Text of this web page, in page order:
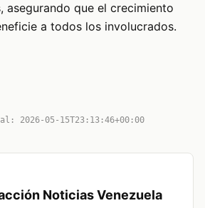
asegurando que el crecimiento
a todos los involucrados.
2026-05-15T23:13:46+00:00
Noticias Venezuela